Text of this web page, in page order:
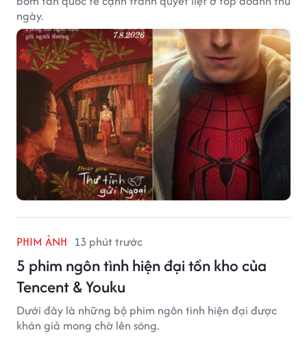
ngày.
PHIM ẢNH 13 phút trước
5 phim ngôn tình hiện đại tồn kho của
Tencent & Youku
Dưới đây là những bộ phim ngôn tình hiện đại được
khán giả mong chờ lên sóng.